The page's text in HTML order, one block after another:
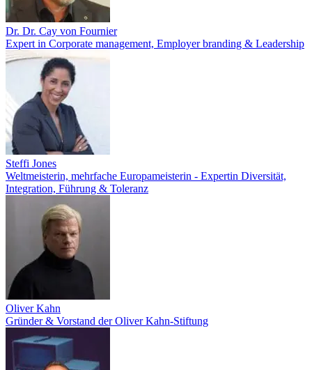
Dr. Dr. Cay von Fournier
Expert in Corporate management, Employer branding & Leadership
Steffi Jones
Weltmeisterin, mehrfache Europameisterin - Expertin Diversität,
Integration, Führung & Toleranz
Oliver Kahn
Gründer & Vorstand der Oliver Kahn-Stiftung